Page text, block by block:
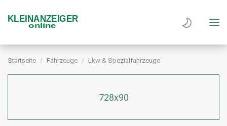
Startseite Fahrzeuge Lkw & Spezialfahrzeuge
728x90